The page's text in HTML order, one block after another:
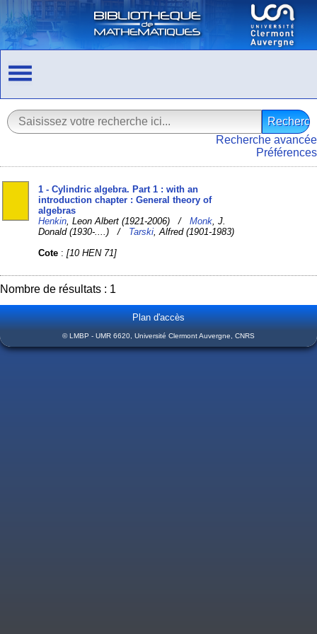
Recherche avancée
Préférences
1 - Cylindric algebra. Part 1 : with an
introduction chapter : General theory of
algebras
Henkin , Leon Albert (1921-2006) /Monk , J.
Donald (1930-....) / Tarski , Alfred (1901-1983)
Cote :[10 HEN 71]
Nombre de résultats : 1
Plan d'accès
© LMBP - UMR 6620, Université Clermont Auvergne, CNRS